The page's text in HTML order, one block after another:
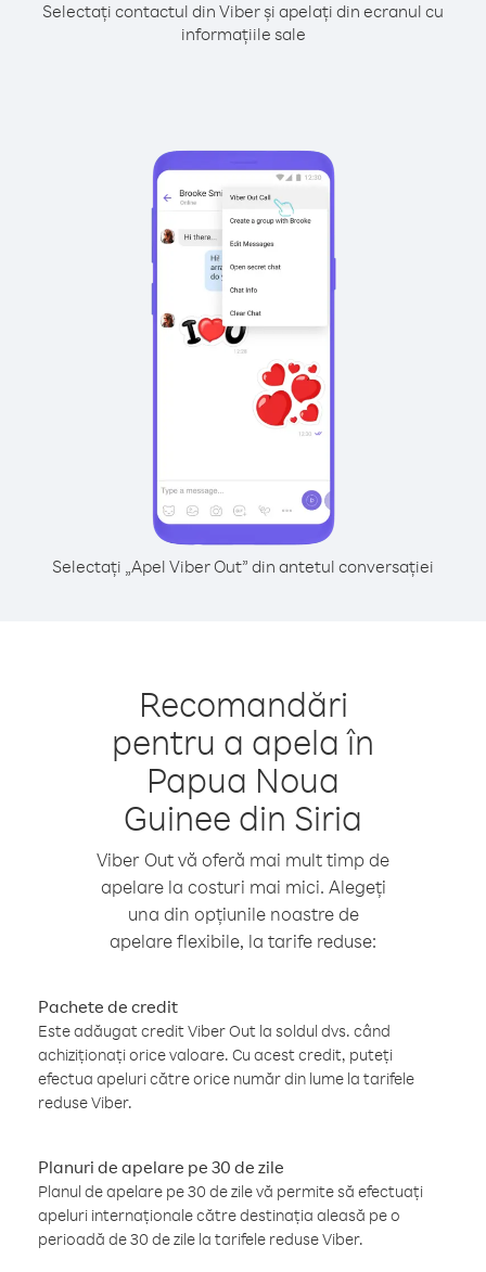
Selectați contactul din Viber și apelați din ecranul cu
informațiile sale
Selectați „Apel Viber Out” din antetul conversației
Recomandări
pentru a apela în
Papua Noua
Guinee din Siria
Viber Out vă oferă mai mult timp de
apelare la costuri mai mici. Alegeți
una din opțiunile noastre de
apelare flexibile, la tarife reduse:
Pachete de credit
Este adăugat credit Viber Out la soldul dvs. când
achiziționați orice valoare. Cu acest credit, puteți
efectua apeluri către orice număr din lume la tarifele
reduse Viber.
Planuri de apelare pe 30 de zile
Planul de apelare pe 30 de zile vă permite să efectuați
apeluri internaționale către destinația aleasă pe o
perioadă de 30 de zile la tarifele reduse Viber.